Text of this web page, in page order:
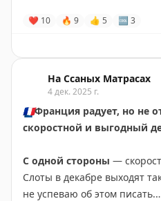
@zakharkov_work
#отзывы
❤ 10 🔥 9 👍 5 🆒 3
На Ссаных Матрасах
4 дек. 2025 г.
🇫🇷Франция радует, но не
скоростной и выгодный
С одной стороны —
Слоты в декабре выходят
не успеваю об этом писать.